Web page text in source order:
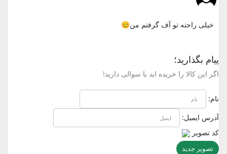
خیلی راحته تو آف گرفتم من😊
پیام بگذارید؛
اگر این کالا را خریده اید یا سوالی دارید!
نام:
آدرس ایمیل:
کد تصویر
تصویر جدید